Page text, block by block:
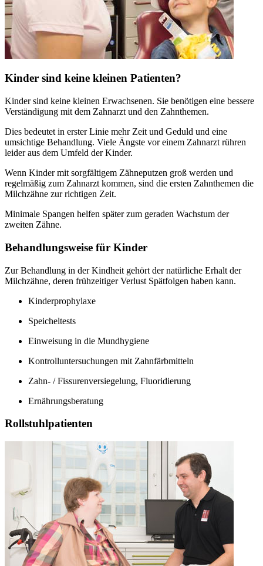
Kinder sind keine kleinen Patienten?
Kinder sind keine kleinen Erwachsenen. Sie benötigen eine bessere
Verständigung mit dem Zahnarzt und den Zahnthemen.
Dies bedeutet in erster Linie mehr Zeit und Geduld und eine
umsichtige Behandlung. Viele Ängste vor einem Zahnarzt rühren
leider aus dem Umfeld der Kinder.
Wenn Kinder mit sorgfältigem Zähneputzen groß werden und
regelmäßig zum Zahnarzt kommen, sind die ersten Zahnthemen die
Milchzähne zur richtigen Zeit.
Minimale Spangen helfen später zum geraden Wachstum der
zweiten Zähne.
Behandlungsweise für Kinder
Zur Behandlung in der Kindheit gehört der natürliche Erhalt der
Milchzähne, deren frühzeitiger Verlust Spätfolgen haben kann.
Kinderprophylaxe
Speicheltests
Einweisung in die Mundhygiene
Kontrolluntersuchungen mit Zahnfärbmitteln
Zahn- / Fissurenversiegelung, Fluoridierung
Ernährungsberatung
Rollstuhlpatienten